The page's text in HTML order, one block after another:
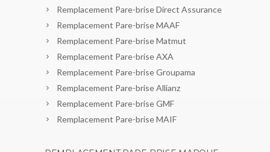
Remplacement Pare-brise Direct Assurance
Remplacement Pare-brise MAAF
Remplacement Pare-brise Matmut
Remplacement Pare-brise AXA
Remplacement Pare-brise Groupama
Remplacement Pare-brise Allianz
Remplacement Pare-brise GMF
Remplacement Pare-brise MAIF